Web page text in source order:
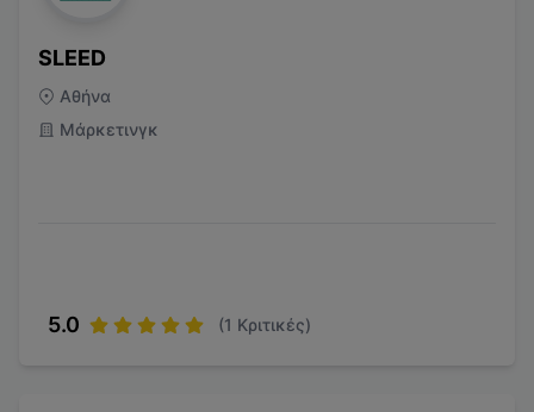
SLEED
Αθήνα
Μάρκετινγκ
5.0 (1 Κριτικές)